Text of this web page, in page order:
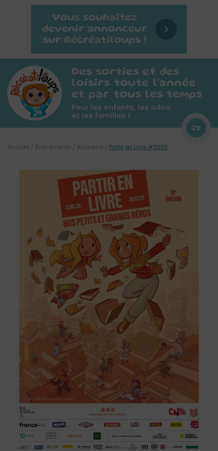
Des sorties et des
loisirs toute l'année
et par tous les temps
Pour les enfants, les ados,
et les familles !
29
Accueil / Évènements / Audierne / Partir en Livre #2026